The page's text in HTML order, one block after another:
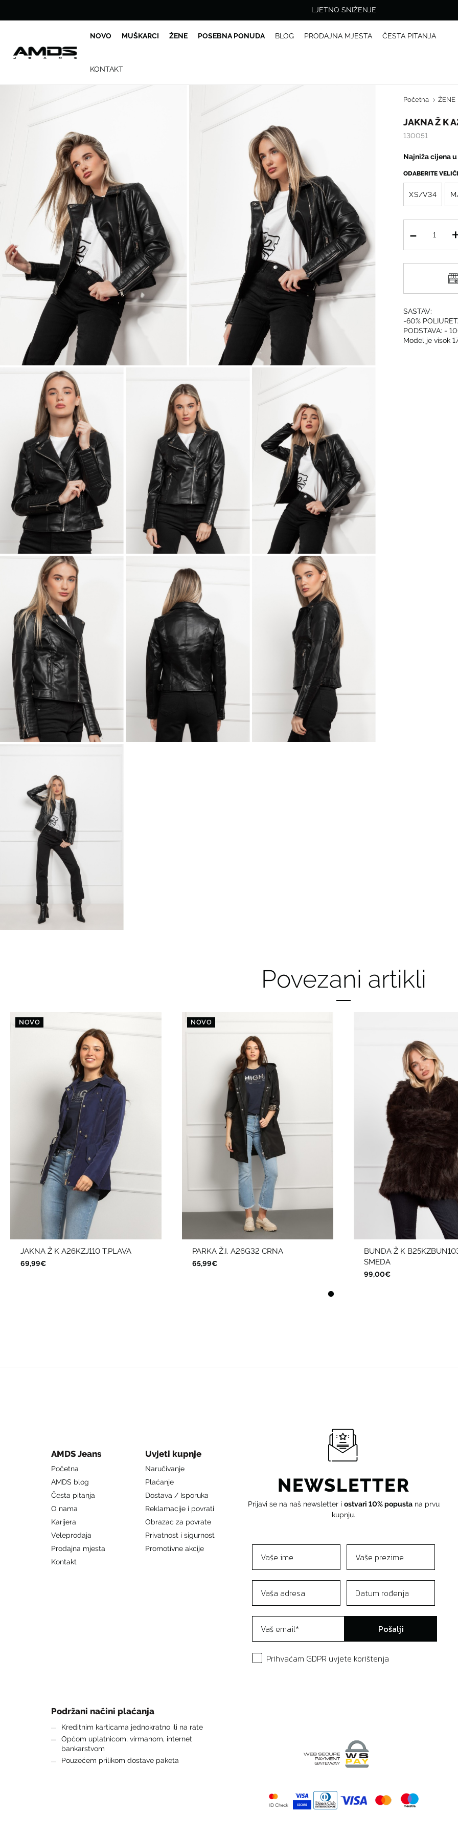
LJETNO SNIŽENJE
NOVO MUŠKARCI ŽENE POSEBNA PONUDA BLOG PRODAJNA MJESTA ČESTA PITANJA
KONTAKT
Početna ŽENE
JAKNA Ž K
130051
Najniža cijena
ODABERITE
XS/V34
SASTAV:
-60%
PODSTAVA: -
Model je visok
Povezani artikli
NOVO
JAKNA Ž K A26KZJ110 T.PLAVA
69,99€
NOVO
PARKA Ž.I. A26G32 CRNA
65,99€
BUNDA Ž K
SMEDA
99,00€
AMDS Jeans
Početna
AMDS blog
Česta pitanja
O nama
Karijera
Veleprodaja
Prodajna mjesta
Kontakt
Uvjeti kupnje
Naručivanje
Plaćanje
Dostava / Isporuka
Reklamacije i povrati
Obrazac za povrate
Privatnost i sigurnost
Promotivne akcije
NEWSLETTER
Prijavi se na naš newsletter i ostvari 10% popustana prvu
kupnju.
Pošalji
Prihvaćam GDPR uvjete korištenja
Podržani načini plaćanja
Kreditnim karticama jednokratno ili na rate
Općom uplatnicom, virmanom, internet
bankarstvom
Pouzećem prilikom dostave paketa